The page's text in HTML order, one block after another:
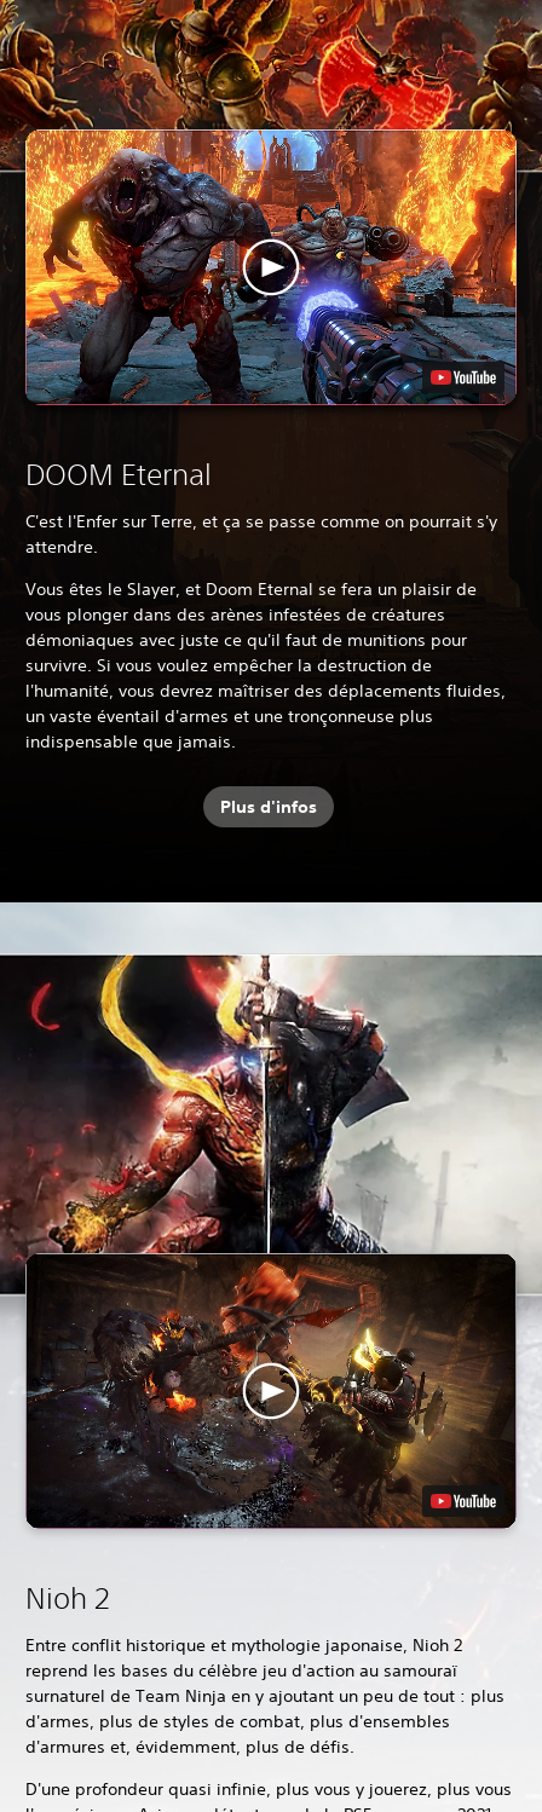
DOOM Eternal
C'est l'Enfer sur Terre, et ça se passe comme on pourrait s'y
attendre.
Vous êtes le Slayer, et Doom Eternal se fera un plaisir de
vous plonger dans des arènes infestées de créatures
démoniaques avec juste ce qu'il faut de munitions pour
survivre. Si vous voulez empêcher la destruction de
l'humanité, vous devrez maîtriser des déplacements fluides,
un vaste éventail d'armes et une tronçonneuse plus
indispensable que jamais.
Plus d'infos
Nioh 2
Entre conflit historique et mythologie japonaise, Nioh 2
reprend les bases du célèbre jeu d'action au samouraï
surnaturel de Team Ninja en y ajoutant un peu de tout : plus
d'armes, plus de styles de combat, plus d'ensembles
d'armures et, évidemment, plus de défis.
D'une profondeur quasi infinie, plus vous y jouerez, plus vous